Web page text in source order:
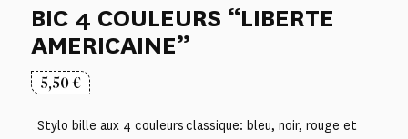
BIC 4 COULEURS “LIBERTE
AMERICAINE”
5,50€
Stylo bille aux 4 couleurs classique: bleu, noir, rouge et